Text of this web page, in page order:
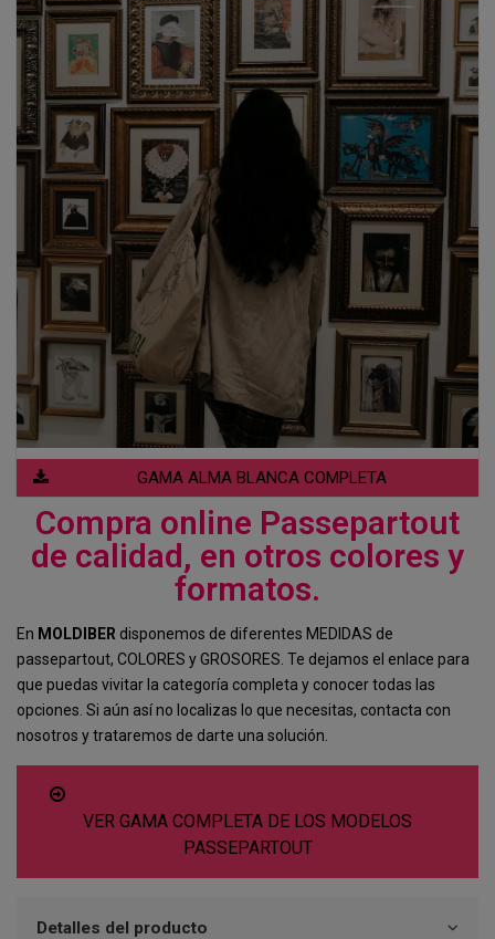
GAMA ALMA BLANCA COMPLETA
Compra online Passepartout
de calidad, en otros colores y
formatos.
En MOLDIBER disponemos de diferentes MEDIDAS de
passepartout, COLORES y GROSORES. Te dejamos el enlace para
que puedas vivitar la categoría completa y conocer todas las
opciones. Si aún así no localizas lo que necesitas, contacta con
nosotros y trataremos de darte una solución.
VER GAMA COMPLETA DE LOS MODELOS
PASSEPARTOUT
Detalles del producto